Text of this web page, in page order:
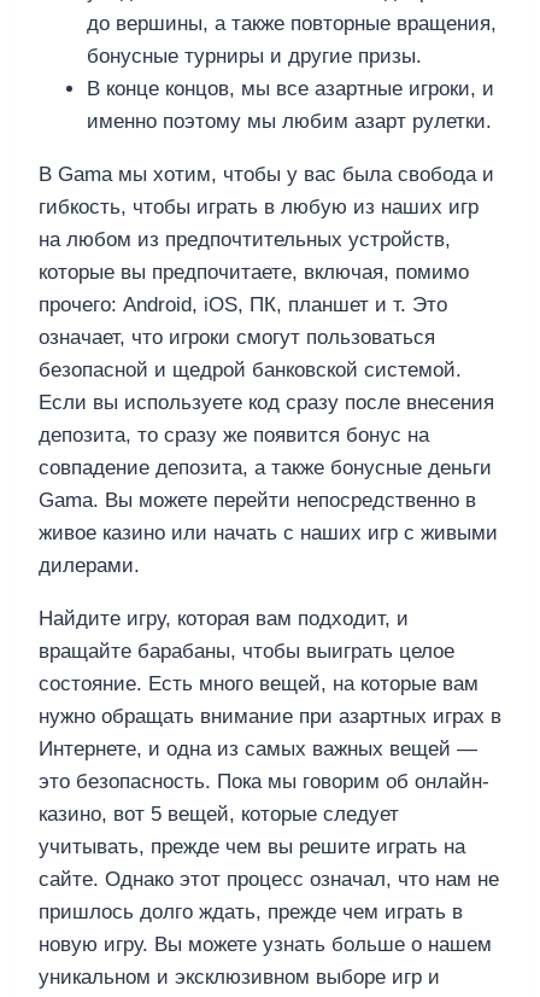
до вершины, а также повторные вращения,
бонусные турниры и другие призы.
В конце концов, мы все азартные игроки, и
именно поэтому мы любим азарт рулетки.
В Gama мы хотим, чтобы у вас была свобода и
гибкость, чтобы играть в любую из наших игр
на любом из предпочтительных устройств,
которые вы предпочитаете, включая, помимо
прочего: Android, iOS, ПК, планшет и т. Это
означает, что игроки смогут пользоваться
безопасной и щедрой банковской системой.
Если вы используете код сразу после внесения
депозита, то сразу же появится бонус на
совпадение депозита, а также бонусные деньги
Gama. Вы можете перейти непосредственно в
живое казино или начать с наших игр с живыми
дилерами.
Найдите игру, которая вам подходит, и
вращайте барабаны, чтобы выиграть целое
состояние. Есть много вещей, на которые вам
нужно обращать внимание при азартных играх в
Интернете, и одна из самых важных вещей —
это безопасность. Пока мы говорим об онлайн-
казино, вот 5 вещей, которые следует
учитывать, прежде чем вы решите играть на
сайте. Однако этот процесс означал, что нам не
пришлось долго ждать, прежде чем играть в
новую игру. Вы можете узнать больше о нашем
уникальном и эксклюзивном выборе игр и